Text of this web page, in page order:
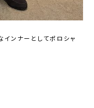
インナーとしてポロシャ